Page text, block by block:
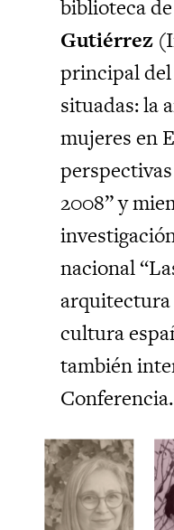
biblioteca
Gutiérrez
principal
situadas: la
mujeres en
2008” y
nacional
cultura
también
Conferencia.